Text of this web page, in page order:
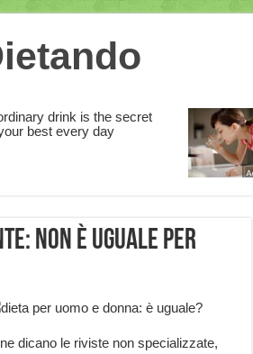
non è uguale per
dicano le riviste non specializzate,